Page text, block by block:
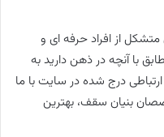
از افراد حرفه ای و
با آنچه در ذهن دارید به
درج شده در سایت با ما
بنیان سقف، بهترین